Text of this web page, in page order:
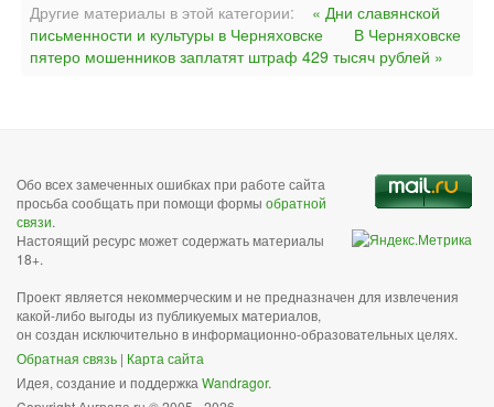
Другие материалы в этой категории:
« Дни славянской
письменности и культуры в Черняховске
В Черняховске
пятеро мошенников заплатят штраф 429 тысяч рублей »
Обо всех замеченных ошибках при работе сайта
просьба сообщать при помощи формы обратной
связи.
Настоящий ресурс может содержать материалы
18+.
Проект является некоммерческим и не предназначен для извлечения
какой-либо выгоды из публикуемых материалов,
он создан исключительно в информационно-образовательных целях.
Обратная связь | Карта сайта
Идея, создание и поддержка Wandragor.